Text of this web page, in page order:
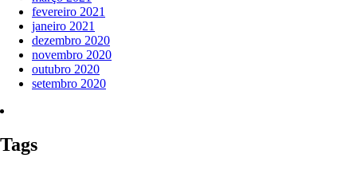
fevereiro 2021
janeiro 2021
dezembro 2020
novembro 2020
outubro 2020
setembro 2020
Tags